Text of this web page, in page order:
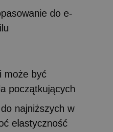
do e-
może być
początkujących
najniższych w
elastyczność